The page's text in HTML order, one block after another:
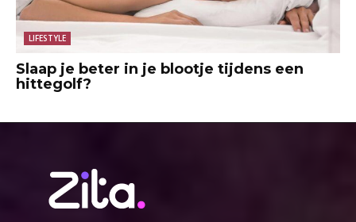
LIFESTYLE
Slaap je beter in je blootje tijdens een
hittegolf?